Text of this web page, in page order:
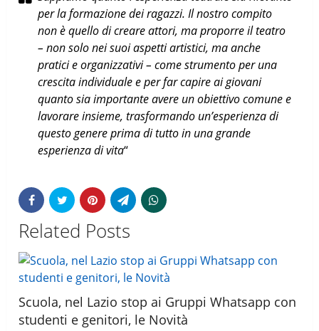
per la formazione dei ragazzi. Il nostro compito
non è quello di creare attori, ma proporre il teatro
– non solo nei suoi aspetti artistici, ma anche
pratici e organizzativi – come strumento per una
crescita individuale e per far capire ai giovani
quanto sia importante avere un obiettivo comune e
lavorare insieme, trasformando un’esperienza di
questo genere prima di tutto in una grande
esperienza di vita“
Related Posts
Scuola, nel Lazio stop ai Gruppi Whatsapp con
studenti e genitori, le Novità